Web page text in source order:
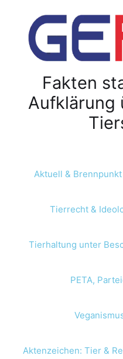
Fakten
Aufklärung
Aktuell & Brennpunkt
Tierrecht &
Tierhaltung unter
PETA,
Aktenzeichen: Tier &